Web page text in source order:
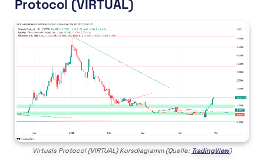
Protocol (VIRTUAL)
Virtuals Protocol (VIRTUAL) Kursdiagramm (Quelle: TradingView)